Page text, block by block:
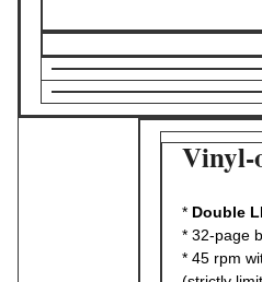
Vinyl-
* Double
* 32-page
* 45 rpm